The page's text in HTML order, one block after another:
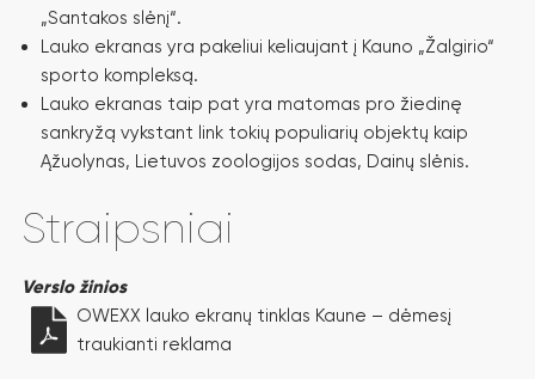
„Santakos slėnį“.
Lauko ekranas yra pakeliui keliaujant į Kauno „Žalgirio“
sporto kompleksą.
Lauko ekranas taip pat yra matomas pro žiedinę
sankryžą vykstant link tokių populiarių objektų kaip
Ąžuolynas, Lietuvos zoologijos sodas, Dainų slėnis.
Straipsniai
Verslo žinios
OWEXX lauko ekranų tinklas Kaune – dėmesį
traukianti reklama